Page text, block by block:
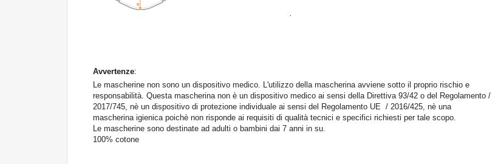
Avvertenze:
Le mascherine non sono un dispositivo medico. L'utilizzo della mascherina avviene sotto il proprio rischio e
responsabilità. Questa mascherina non è un dispositivo medico ai sensi della Direttiva 93/42 o del Regolamento /
2017/745, nè un dispositivo di protezione individuale ai sensi del Regolamento UE / 2016/425, nè una
mascherina igienica poichè non risponde ai requisiti di qualità tecnici e specifici richiesti per tale scopo.
Le mascherine sono destinate ad adulti o bambini dai 7 anni in su.
100% cotone